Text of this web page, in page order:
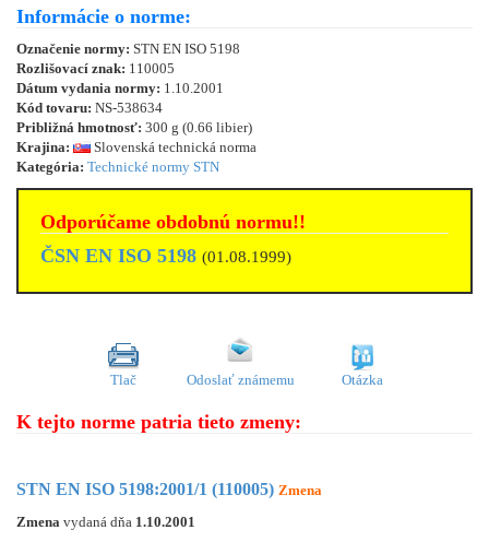
Informácie o norme:
Označenie normy: STN EN ISO 5198
Rozlišovací znak: 110005
Dátum vydania normy: 1.10.2001
Kód tovaru: NS-538634
Približná hmotnosť: 300 g (0.66 libier)
Krajina:
Slovenská technická norma
Kategória: Technické normy STN
Odporúčame obdobnú normu!!
ČSN EN ISO 5198 (01.08.1999)
Tlač Odoslať známemu Otázka
K tejto norme patria tieto zmeny:
STN EN ISO 5198:2001/1 (110005) Zmena
Zmena vydaná dňa 1.10.2001